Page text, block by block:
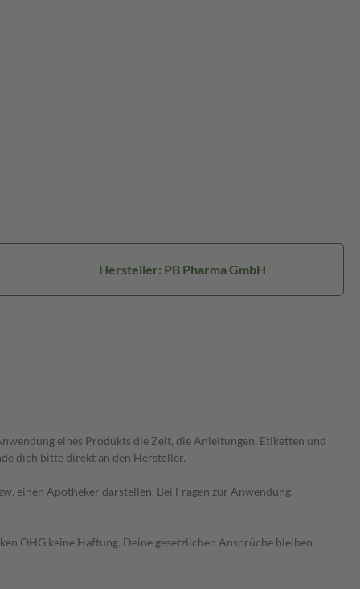
Hersteller: PB Pharma GmbH
eines Produkts die Zeit, die Anleitungen, Etiketten und
dich bitte direkt an den Hersteller.
einen Apotheker darstellen. Bei Fragen zur Anwendung,
OHG keine Haftung. Deine gesetzlichen Ansprüche bleiben